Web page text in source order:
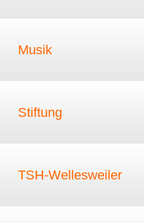
Musik
Stiftung
TSH-Wellesweiler